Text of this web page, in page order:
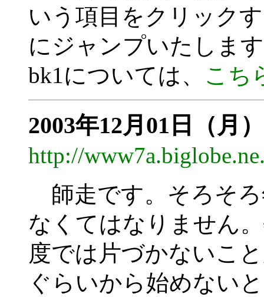
いう項目をクリック
にジャンプいたしま
bk1については、 こち
2003年12月01日（月）
http://
師走です。そろそ
なくてはなりません
度では片づかないこ
ぐらいから始めない